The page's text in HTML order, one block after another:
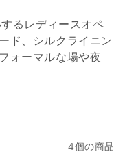
るレディースオペ
ド、シルクライニン
ォーマルな場や夜
4個の商品